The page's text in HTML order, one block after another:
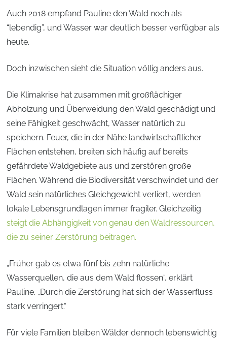
Auch 2018 empfand Pauline den Wald noch als
“lebendig”, und Wasser war deutlich besser verfügbar als
heute.
Doch inzwischen sieht die Situation völlig anders aus.
Die Klimakrise hat zusammen mit großflächiger
Abholzung und Überweidung den Wald geschädigt und
seine Fähigkeit geschwächt, Wasser natürlich zu
speichern. Feuer, die in der Nähe landwirtschaftlicher
Flächen entstehen, breiten sich häufig auf bereits
gefährdete Waldgebiete aus und zerstören große
Flächen. Während die Biodiversität verschwindet und der
Wald sein natürliches Gleichgewicht verliert, werden
lokale Lebensgrundlagen immer fragiler. Gleichzeitig
steigt die Abhängigkeit von genau den Waldressourcen,
die zu seiner Zerstörung beitragen.
„Früher gab es etwa fünf bis zehn natürliche
Wasserquellen, die aus dem Wald flossen“, erklärt
Pauline. „Durch die Zerstörung hat sich der Wasserfluss
stark verringert.“
Für viele Familien bleiben Wälder dennoch lebenswichtig